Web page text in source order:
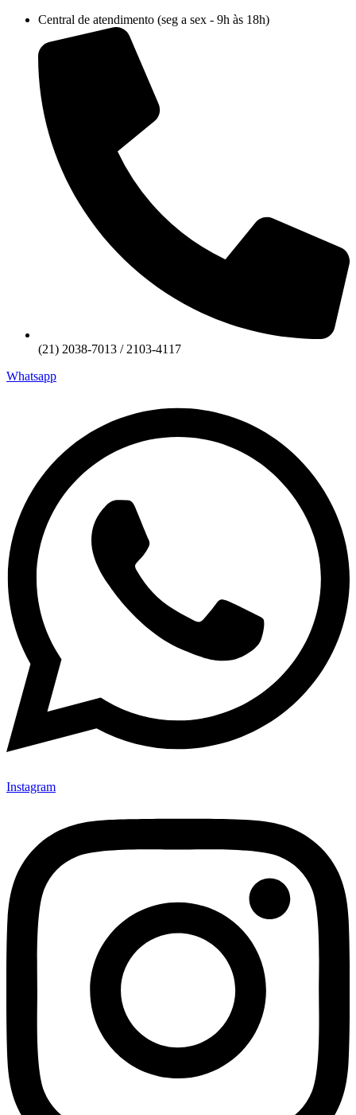
conteúdo
Central de atendimento (seg a sex - 9h às 18h)
(21) 2038-7013 / 2103-4117
Whatsapp
Instagram